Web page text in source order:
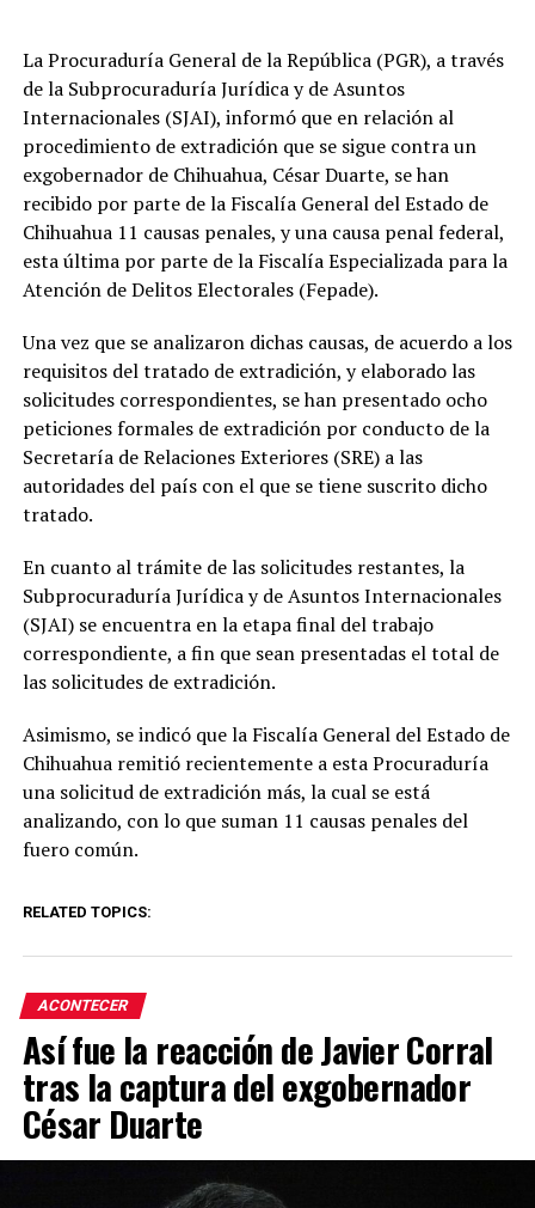
La Procuraduría General de la República (PGR), a través
de la Subprocuraduría Jurídica y de Asuntos
Internacionales (SJAI), informó que en relación al
procedimiento de extradición que se sigue contra un
exgobernador de Chihuahua, César Duarte, se han
recibido por parte de la Fiscalía General del Estado de
Chihuahua 11 causas penales, y una causa penal federal,
esta última por parte de la Fiscalía Especializada para la
Atención de Delitos Electorales (Fepade).
Una vez que se analizaron dichas causas, de acuerdo a los
requisitos del tratado de extradición, y elaborado las
solicitudes correspondientes, se han presentado ocho
peticiones formales de extradición por conducto de la
Secretaría de Relaciones Exteriores (SRE) a las
autoridades del país con el que se tiene suscrito dicho
tratado.
En cuanto al trámite de las solicitudes restantes, la
Subprocuraduría Jurídica y de Asuntos Internacionales
(SJAI) se encuentra en la etapa final del trabajo
correspondiente, a fin que sean presentadas el total de
las solicitudes de extradición.
Asimismo, se indicó que la Fiscalía General del Estado de
Chihuahua remitió recientemente a esta Procuraduría
una solicitud de extradición más, la cual se está
analizando, con lo que suman 11 causas penales del
fuero común.
RELATED TOPICS:
ACONTECER
Así fue la reacción de Javier Corral
tras la captura del exgobernador
César Duarte